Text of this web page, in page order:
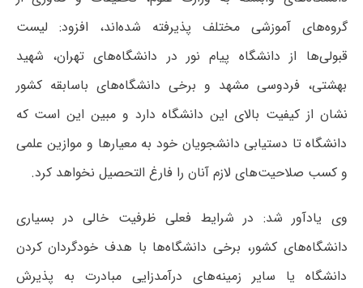
گروه‌های آموزشی مختلف پذیرفته شده‌اند، افزود: لیست
قبولی‌ها از دانشگاه پیام نور در دانشگاه‌های تهران، شهید
بهشتی، فردوسی مشهد و برخی دانشگاه‌های باسابقه کشور
نشان از کیفیت بالای این دانشگاه دارد و مبین این است که
دانشگاه تا دستیابی دانشجویان خود به معیارها و موازین علمی
و کسب صلاحیت‌های لازم آنان را فارغ التحصیل نخواهد کرد.
وی یادآور شد: در شرایط فعلی ظرفیت خالی در بسیاری
دانشگاه‌های کشور، برخی دانشگاه‌ها با هدف خودگردان کردن
دانشگاه یا سایر زمینه‌های درآمدزایی مبادرت به پذیرش